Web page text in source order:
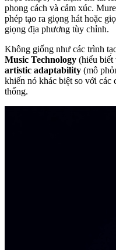
phong cách và cảm xúc.
phép tạo ra giọng hát hoặc
giọng địa phương tùy chỉnh.
Không giống như các trình
Music Technology (hiểu biết
artistic adaptability (mô
khiến nó khác biệt so với các
thống.